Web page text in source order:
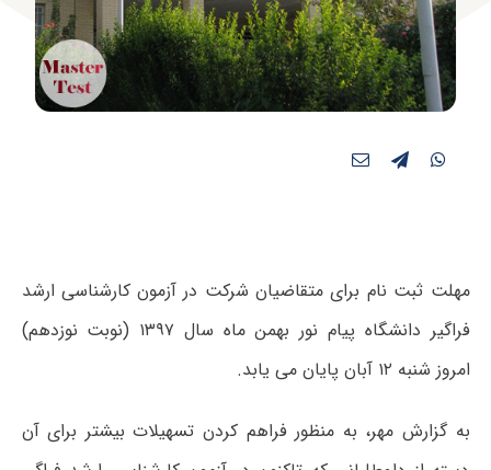
مهلت ثبت نام برای متقاضیان شرکت در آزمون کارشناسی ارشد
فراگیر دانشگاه پیام نور بهمن ماه سال ۱۳۹۷ (نوبت نوزدهم)
امروز شنبه ۱۲ آبان پایان می یابد.
به گزارش مهر، به منظور فراهم کردن تسهیلات بیشتر برای آن